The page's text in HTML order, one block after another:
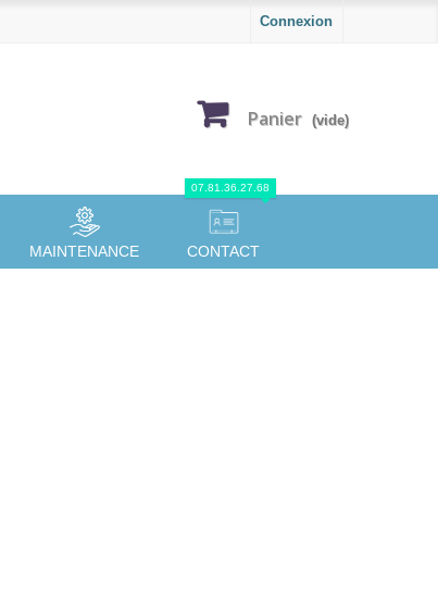
Connexion
Panier (vide)
MAINTENANCE CONTACT
07.81.36.27.68